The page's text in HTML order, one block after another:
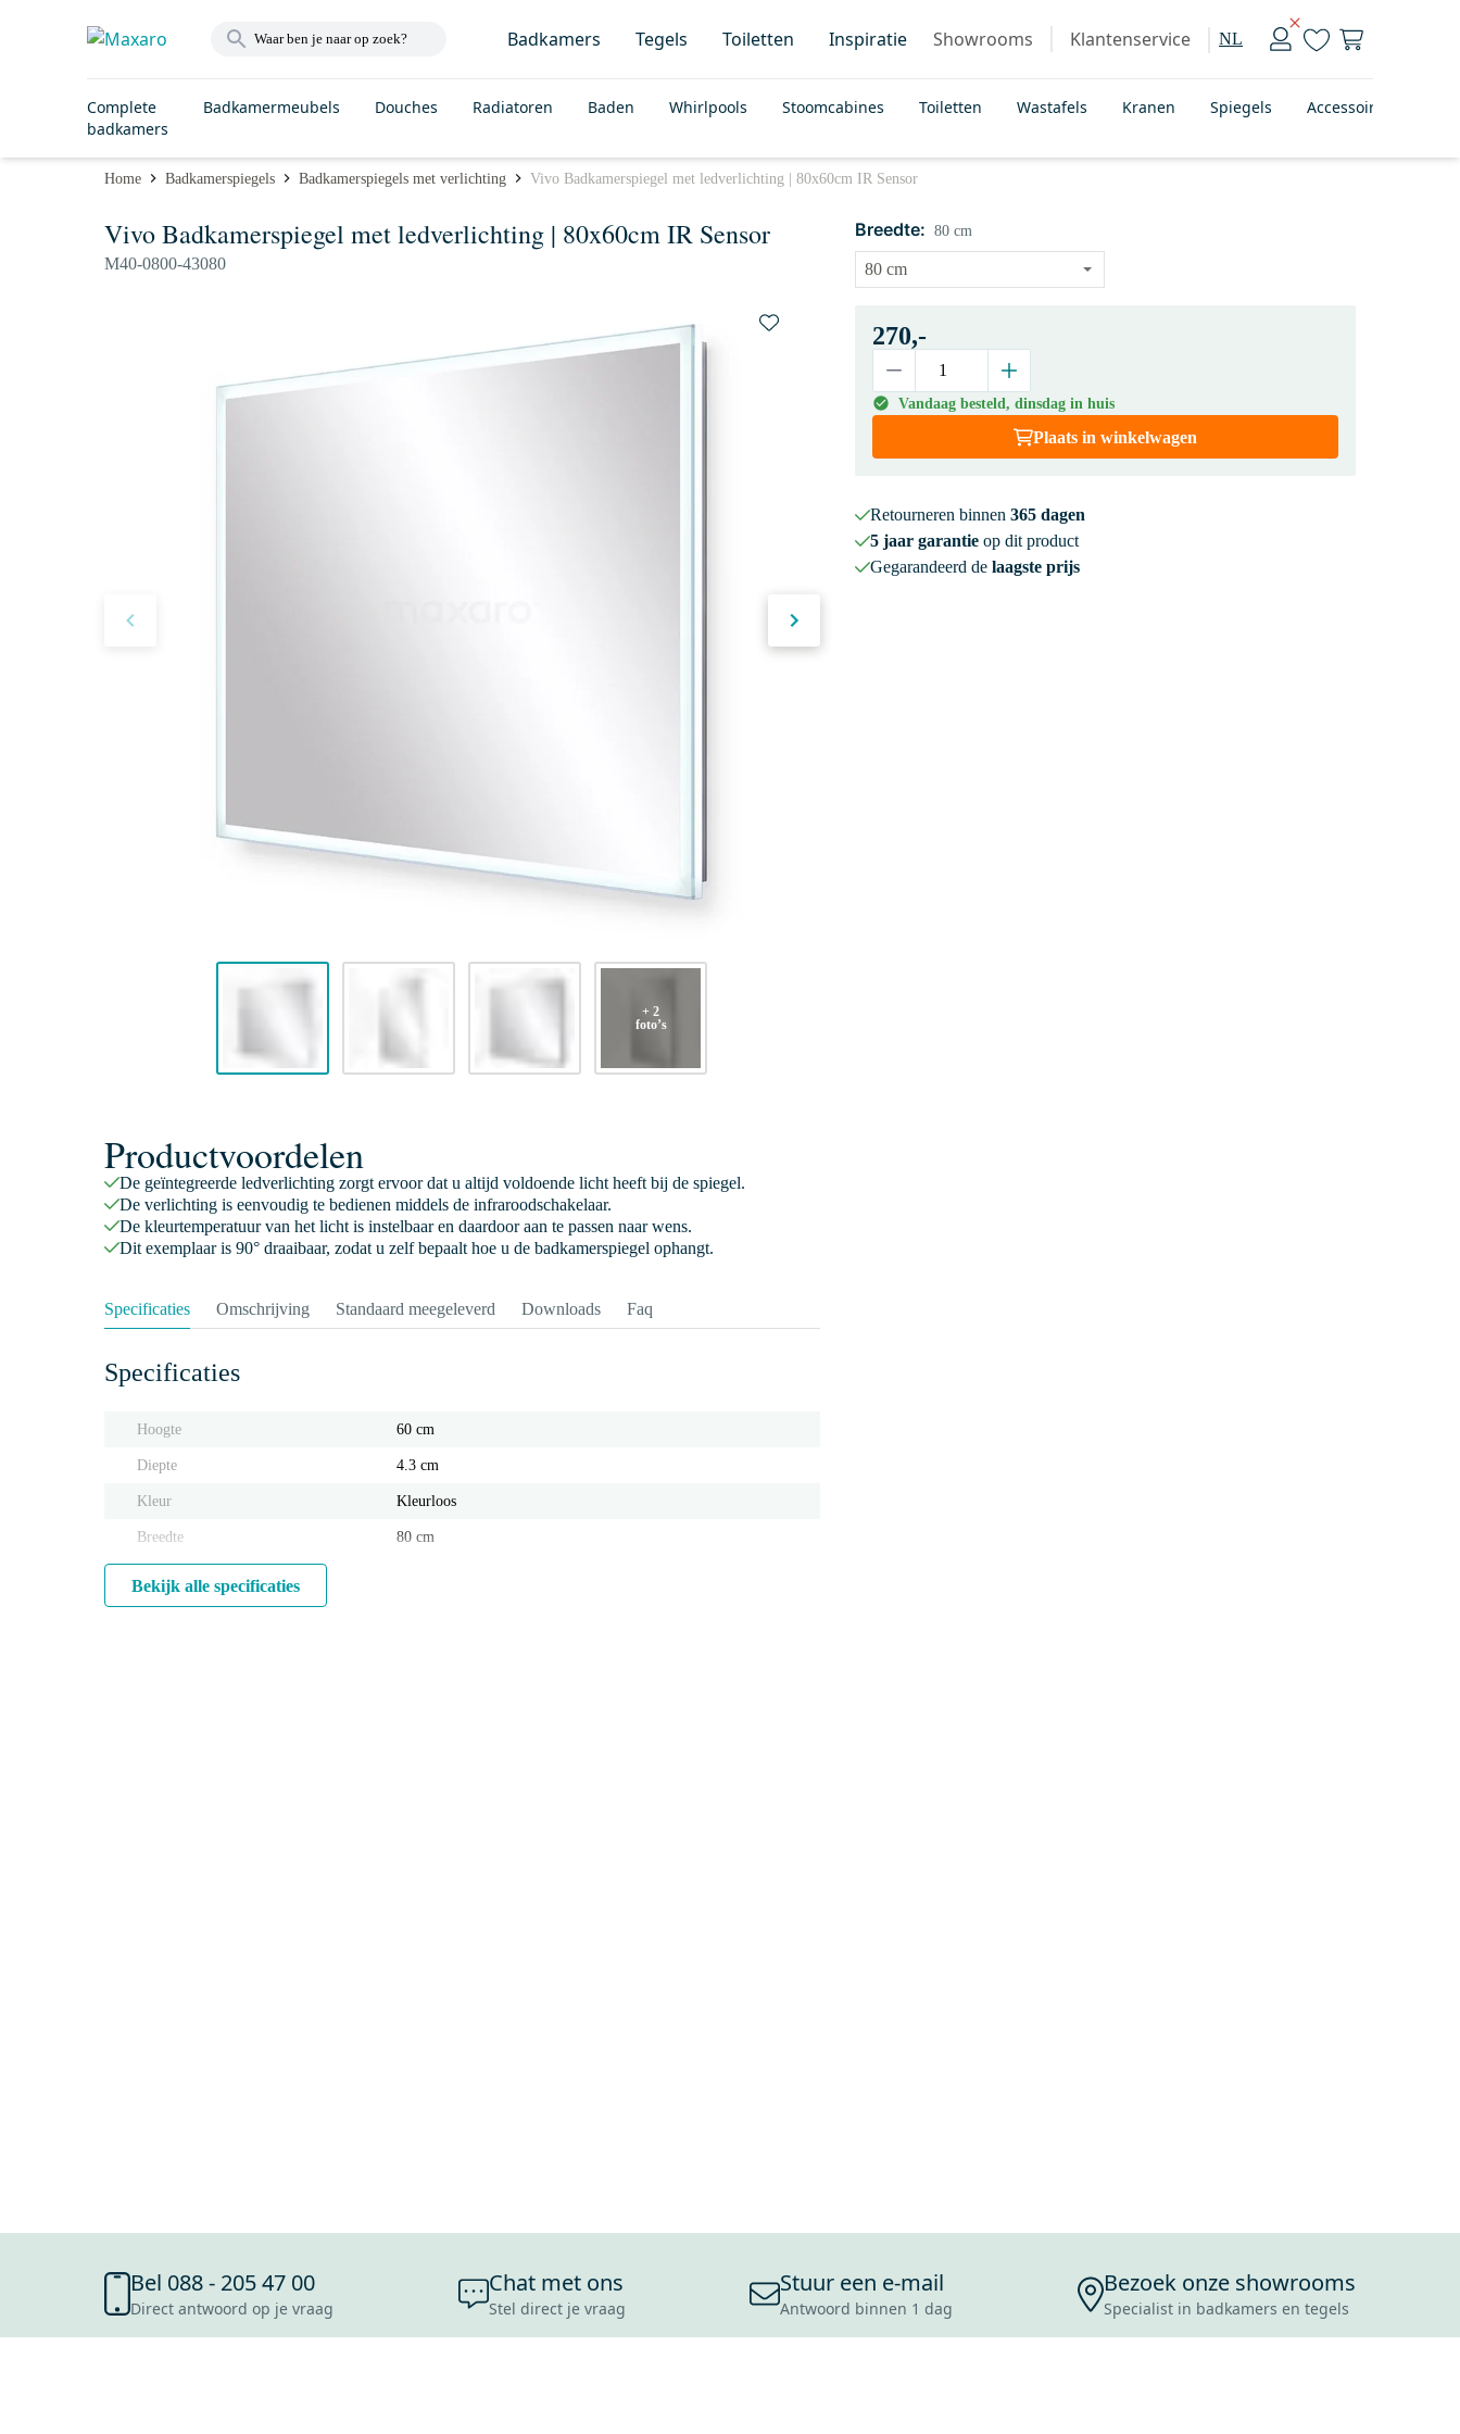
Badkamers Tegels Toiletten Inspiratie Showrooms Klantenservice NL
Complete
badkamers
Badkamermeubels Douches Radiatoren Baden Whirlpools Stoomcabines Toiletten Wastafels Kranen Spiegels Accessoires
Home Badkamerspiegels Badkamerspiegels met verlichting Vivo Badkamerspiegel met ledverlichting | 80x60cm IR Sensor
Vivo Badkamerspiegel met ledverlichting | 80x60cm IR Sensor
M40-0800-43080
+ 2
foto’s
Breedte: 80 cm
270,-
Vandaag besteld, dinsdag in huis
Plaats in winkelwagen
Retourneren binnen 365 dagen
5 jaar garantieop dit product
Gegarandeerd de laagste prijs
Productvoordelen
De geïntegreerde ledverlichting zorgt ervoor dat u altijd voldoende licht heeft bij de spiegel.
De verlichting is eenvoudig te bedienen middels de infraroodschakelaar.
De kleurtemperatuur van het licht is instelbaar en daardoor aan te passen naar wens.
Dit exemplaar is 90° draaibaar, zodat u zelf bepaalt hoe u de badkamerspiegel ophangt.
Specificaties Omschrijving Standaard meegeleverd Downloads Faq
Specificaties
Hoogte 60 cm
Diepte 4.3 cm
Kleur Kleurloos
Breedte 80 cm
Bekijk alle specificaties
Bel 088 - 205 47 00
Direct antwoord op je vraag
Chat met ons
Stel direct je vraag
Stuur een e-mail
Antwoord binnen 1 dag
Bezoek onze showrooms
Specialist in badkamers en tegels